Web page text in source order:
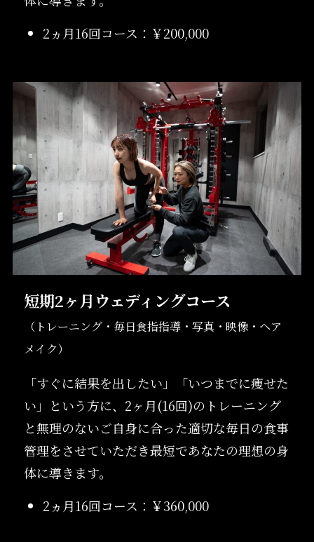
2ヵ月16回コース：￥200,000
短期2ヶ月ウェディングコース
（トレーニング・毎日食指指導・写真・映像・ヘア
メイク）
「すぐに結果を出したい」「いつまでに痩せた
い」という方に、2ヶ月(16回)のトレーニング
と無理のないご自身に合った適切な毎日の食事
管理をさせていただき最短であなたの理想の身
体に導きます。
2ヵ月16回コース：￥360,000